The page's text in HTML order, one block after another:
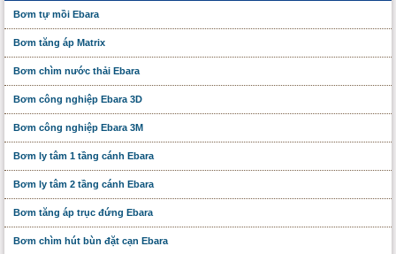
Bơm tự mồi Ebara
Bơm tăng áp Matrix
Bơm chìm nước thải Ebara
Bơm công nghiệp Ebara 3D
Bơm công nghiệp Ebara 3M
Bơm ly tâm 1 tầng cánh Ebara
Bơm ly tâm 2 tầng cánh Ebara
Bơm tăng áp trục đứng Ebara
Bơm chìm hút bùn đặt cạn Ebara